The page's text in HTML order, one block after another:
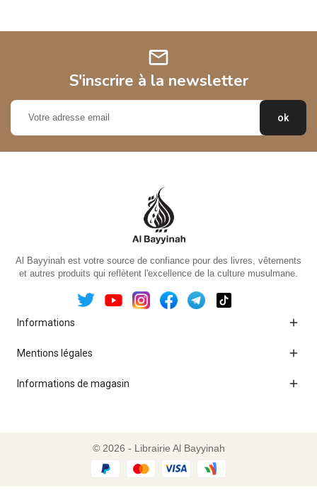
mail
S'inscrire à la newsletter
Al Bayyinah est votre source de confiance pour des livres, vêtements
et autres produits qui reflètent l'excellence de la culture musulmane.
Informations 
Mentions légales 
Informations de magasin 
© 2026 - Librairie Al Bayyinah